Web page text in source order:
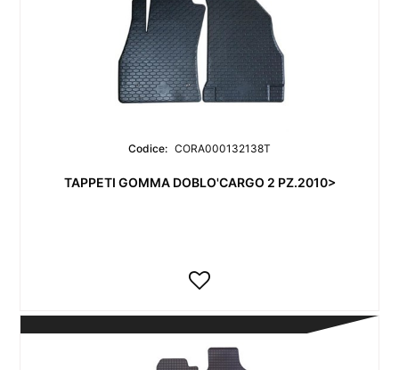
Codice: CORA000132138T
TAPPETI GOMMA DOBLO'CARGO 2 PZ.2010>